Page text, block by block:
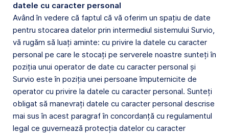
datele cu caracter personal
Având în vedere că faptul că vă oferim un spațiu de date
pentru stocarea datelor prin intermediul sistemului Survio,
vă rugăm să luați aminte: cu privire la datele cu caracter
personal pe care le stocați pe serverele noastre sunteți în
poziția unui operator de date cu caracter personal și
Survio este în poziția unei persoane împuternicite de
operator cu privire la datele cu caracter personal. Sunteți
obligat să manevrați datele cu caracter personal descrise
mai sus în acest paragraf în concordanță cu regulamentul
legal ce guvernează protecția datelor cu caracter